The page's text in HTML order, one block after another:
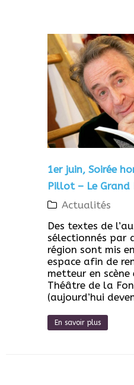
1er juin, Soirée
Pillot – Le Grand
Actualités
Des textes de
sélectionnés par
région sont mis
espace afin de
metteur en
Théâtre de la
(aujourd’hui
En savoir plus